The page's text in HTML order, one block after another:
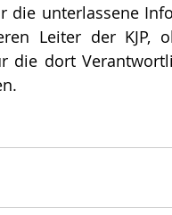
die unterlassene
Leiter der KJP,
die dort